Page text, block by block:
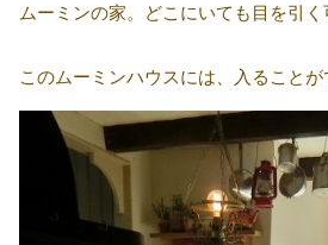
ムーミンの家。どこにいても目を引く
このムーミンハウスには、入ることが